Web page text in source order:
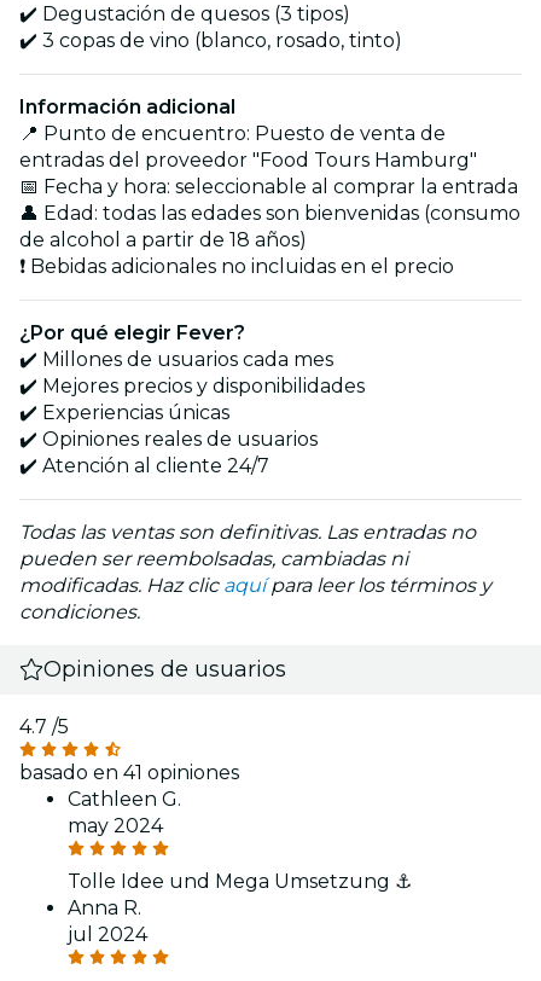
✔️ Degustación de quesos (3 tipos)
✔️ 3 copas de vino (blanco, rosado, tinto)
Información adicional
📍 Punto de encuentro: Puesto de venta de
entradas del proveedor "Food Tours Hamburg"
📅 Fecha y hora: seleccionable al comprar la entrada
👤 Edad: todas las edades son bienvenidas (consumo
de alcohol a partir de 18 años)
❗ Bebidas adicionales no incluidas en el precio
¿Por qué elegir Fever?
✔️ Millones de usuarios cada mes
✔️ Mejores precios y disponibilidades
✔️ Experiencias únicas
✔️ Opiniones reales de usuarios
✔️ Atención al cliente 24/7
Todas las ventas son definitivas. Las entradas no
pueden ser reembolsadas, cambiadas ni
modificadas. Haz clic aquípara leer los términos y
condiciones.
Opiniones de usuarios
4.7 /5
basado en 41 opiniones
Cathleen G.
may 2024
Tolle Idee und Mega Umsetzung ⚓️
Anna R.
jul 2024